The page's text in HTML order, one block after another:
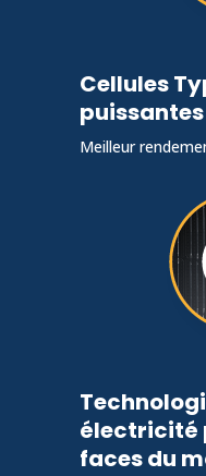
Cellules
Meilleur
électricité
faces du